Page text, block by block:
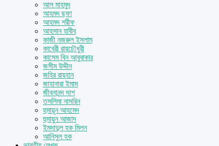
আল মাহমুদ
আহমদ ছফা
আহমদ শরীফ
আহসান হাবীব
কাজী নজরুল ইসলাম
কাবেরী রায়চৌধুরী
কাসেম বিন আবুবাকার
জসীম উদ্দীন
জহির রায়হান
জাহানারা ইমাম
জীবনানন্দ দাশ
তসলিমা নাসরিন
হুমায়ূন আহমেদ
হুমায়ুন আজাদ
ইমদাদুল হক মিলন
আনিসুল হক